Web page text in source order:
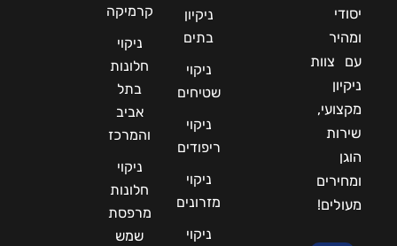
יסודי
ומהיר
עם צוות
ניקיון
מקצועי,
שירות
הוגן
ומחירים
מעולים!
ניקיון
בתים
ניקוי
שטיחים
ניקוי
ריפודים
ניקוי
מזרונים
ניקוי
קרמיקה
ניקוי
חלונות
בתל
אביב
והמרכז
ניקוי
חלונות
מרפסת
שמש